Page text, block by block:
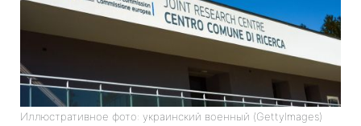
Иллюстративное фото: украинский военный (GettyImagеs)